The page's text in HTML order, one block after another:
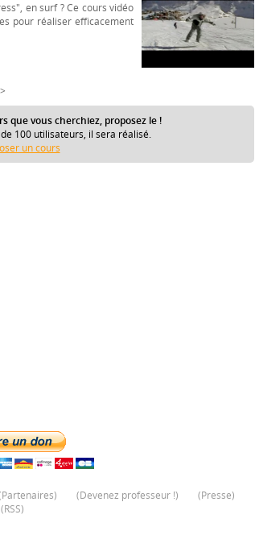
en surf ? Ce cours vidéo
pour réaliser efficacement
que vous cherchiez, proposez le !
100 utilisateurs, il sera réalisé.
un cours
Partenaires) (Devenez professeur !) (Presse)
(RSS)